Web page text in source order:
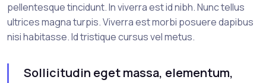
pellentesque tincidunt. In viverra est id nibh. Nunc tellus
ultrices magna turpis. Viverra est morbi posuere dapibus
nisi habitasse. Id tristique cursus vel metus.
Sollicitudin eget massa, elementum,